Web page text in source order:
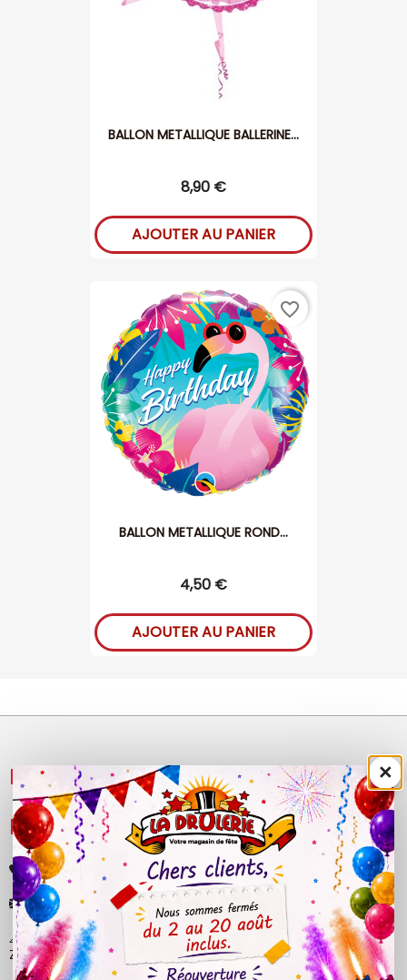
BALLON METALLIQUE BALLERINE...
8,90 €
AJOUTER AU PANIER
BALLON METALLIQUE ROND...
4,50 €
AJOUTER AU PANIER
favorite_border
NOS PRODUITS 
LÉGAL 
+33 (0)4 50 40 81 00
contact@ladrolerie.fr
38 Rue de la Maladière
Z.A de la maladiere 01210 Ornex
×